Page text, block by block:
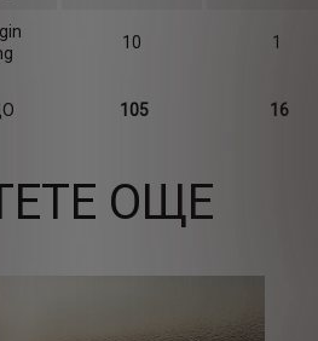
10 1
105 16
ОЩЕ